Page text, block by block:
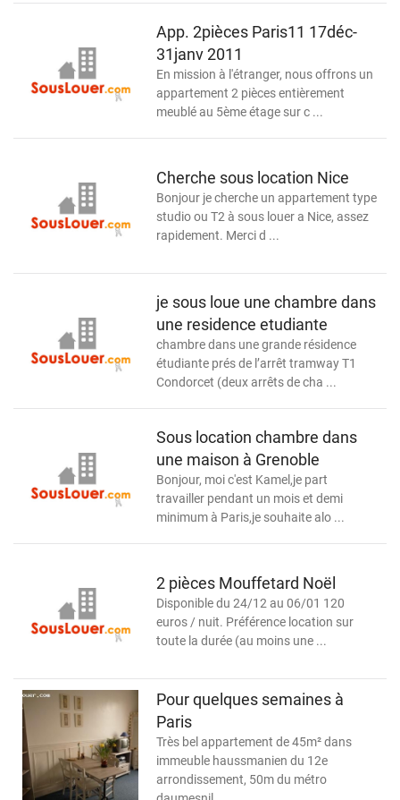
App. 2pièces Paris11 17déc-
31janv 2011
En mission à l'étranger, nous offrons un
appartement 2 pièces entièrement
meublé au 5ème étage sur c ...
Cherche sous location Nice
Bonjour je cherche un appartement type
studio ou T2 à sous louer a Nice, assez
rapidement. Merci d ...
je sous loue une chambre dans
une residence etudiante
chambre dans une grande résidence
étudiante prés de l’arrêt tramway T1
Condorcet (deux arrêts de cha ...
Sous location chambre dans
une maison à Grenoble
Bonjour, moi c'est Kamel,je part
travailler pendant un mois et demi
minimum à Paris,je souhaite alo ...
2 pièces Mouffetard Noël
Disponible du 24/12 au 06/01 120
euros / nuit. Préférence location sur
toute la durée (au moins une ...
Pour quelques semaines à
Paris
Très bel appartement de 45m² dans
immeuble haussmanien du 12e
arrondissement, 50m du métro